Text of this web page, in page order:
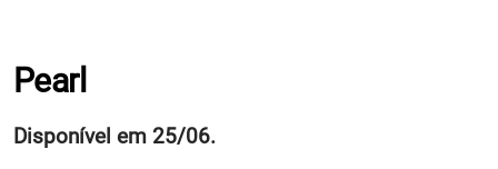
Pearl
Disponível em 25/06.